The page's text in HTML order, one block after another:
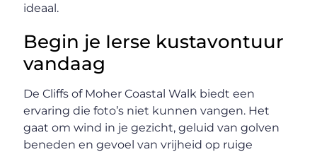
ideaal.
Begin je Ierse kustavontuur
vandaag
De Cliffs of Moher Coastal Walk biedt een
ervaring die foto’s niet kunnen vangen. Het
gaat om wind in je gezicht, geluid van golven
beneden en gevoel van vrijheid op ruige